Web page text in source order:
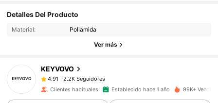
Detalles Del Producto
Material: Poliamida
Ver más
KEYVOVO
4.91
2.2K Seguidores
a***5pagóHace 1 día
Clientes habituales Establecido hace 1 año 99K+